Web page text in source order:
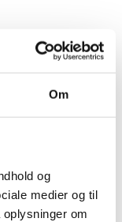
Om
og
medier og til
om
str. 52